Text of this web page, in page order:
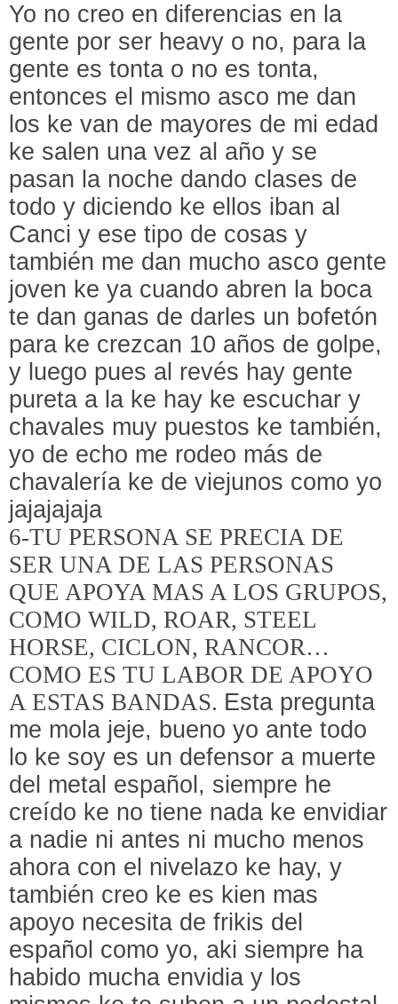
Yo no creo en diferencias en la
gente por ser heavy o no, para la
gente es tonta o no es tonta,
entonces el mismo asco me dan
los ke van de mayores de mi edad
ke salen una vez al año y se
pasan la noche dando clases de
todo y diciendo ke ellos iban al
Canci y ese tipo de cosas y
también me dan mucho asco gente
joven ke ya cuando abren la boca
te dan ganas de darles un bofetón
para ke crezcan 10 años de golpe,
y luego pues al revés hay gente
pureta a la ke hay ke escuchar y
chavales muy puestos ke también,
yo de echo me rodeo más de
chavalería ke de viejunos como yo
jajajajaja
6-TU PERSONA SE PRECIA DE
SER UNA DE LAS PERSONAS
QUE APOYA MAS A LOS GRUPOS,
COMO WILD, ROAR, STEEL
HORSE, CICLON, RANCOR…
COMO ES TU LABOR DE APOYO
A ESTAS BANDAS. Esta pregunta
me mola jeje, bueno yo ante todo
lo ke soy es un defensor a muerte
del metal español, siempre he
creído ke no tiene nada ke envidiar
a nadie ni antes ni mucho menos
ahora con el nivelazo ke hay, y
también creo ke es kien mas
apoyo necesita de frikis del
español como yo, aki siempre ha
habido mucha envidia y los